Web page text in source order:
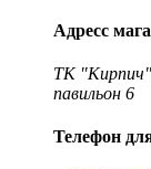
Адресс
ТК
павильон 6
Телефон